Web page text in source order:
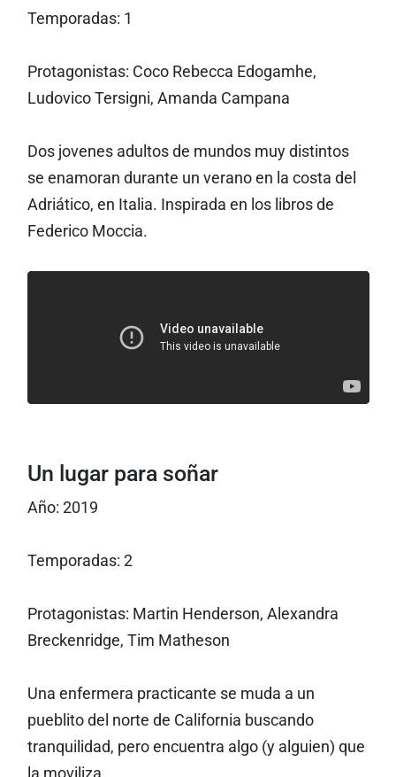
Temporadas: 1
Protagonistas: Coco Rebecca Edogamhe,
Ludovico Tersigni, Amanda Campana
Dos jovenes adultos de mundos muy distintos
se enamoran durante un verano en la costa del
Adriático, en Italia. Inspirada en los libros de
Federico Moccia.
Un lugar para soñar
Año: 2019
Temporadas: 2
Protagonistas: Martin Henderson, Alexandra
Breckenridge, Tim Matheson
Una enfermera practicante se muda a un
pueblito del norte de California buscando
tranquilidad, pero encuentra algo (y alguien) que
la moviliza.